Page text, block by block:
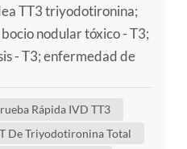
TT3 triyodotironina;
nodular tóxico - T3;
- T3; enfermedad de
importante en el
Rápida IVD TT3
De Triyodotironina Total